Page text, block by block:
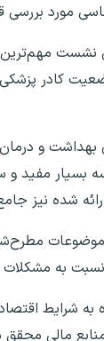
مورد بررسی
نشست مهم‌ترین
کادر پزشکی
و
بسیار مفید و
شده نیز
به مشکلات
به شرایط
مالی